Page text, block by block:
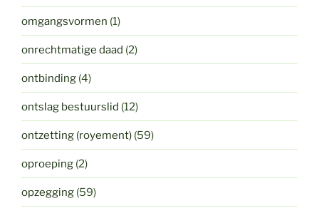
omgangsvormen (1)
onrechtmatige daad (2)
ontbinding (4)
ontslag bestuurslid (12)
ontzetting (royement) (59)
oproeping (2)
opzegging (59)